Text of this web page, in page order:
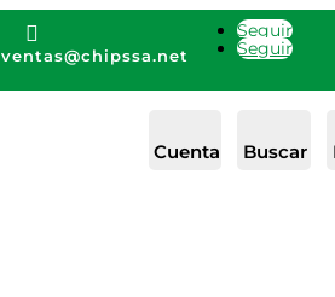

ventas@chipssa.net
Seguir
Seguir
Cuenta Buscar